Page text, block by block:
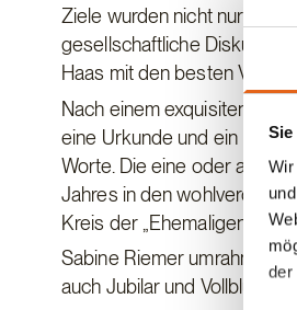
der
Ziele wurden nicht nur
gesellschaftliche
Haas mit den besten
Nach einem exquisiten
eine Urkunde und ein
Worte. Die eine oder
Jahres in den
Kreis der „Ehemaligen“
Sabine Riemer umrahmte
auch Jubilar und